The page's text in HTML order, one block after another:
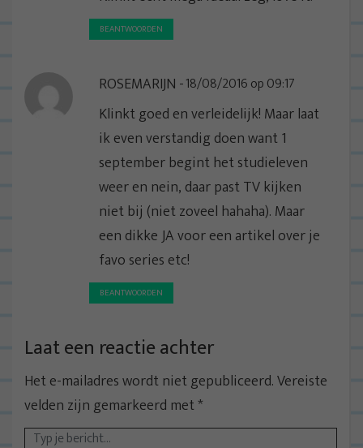
BEANTWOORDEN
ROSEMARIJN 18/08/2016 op 09:17
Klinkt goed en verleidelijk! Maar laat
ik even verstandig doen want 1
september begint het studieleven
weer en nein, daar past TV kijken
niet bij (niet zoveel hahaha). Maar
een dikke JA voor een artikel over je
favo series etc!
BEANTWOORDEN
Laat een reactie achter
Het e-mailadres wordt niet gepubliceerd.Vereiste
velden zijn gemarkeerd met*